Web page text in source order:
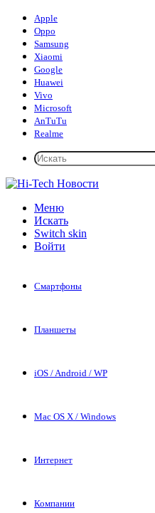
Apple
Oppo
Samsung
Xiaomi
Google
Huawei
Vivo
Microsoft
AnTuTu
Realme
Меню
Искать
Switch skin
Войти
Смартфоны
Планшеты
iOS / Android / WP
Mac OS X / Windows
Интернет
Компании